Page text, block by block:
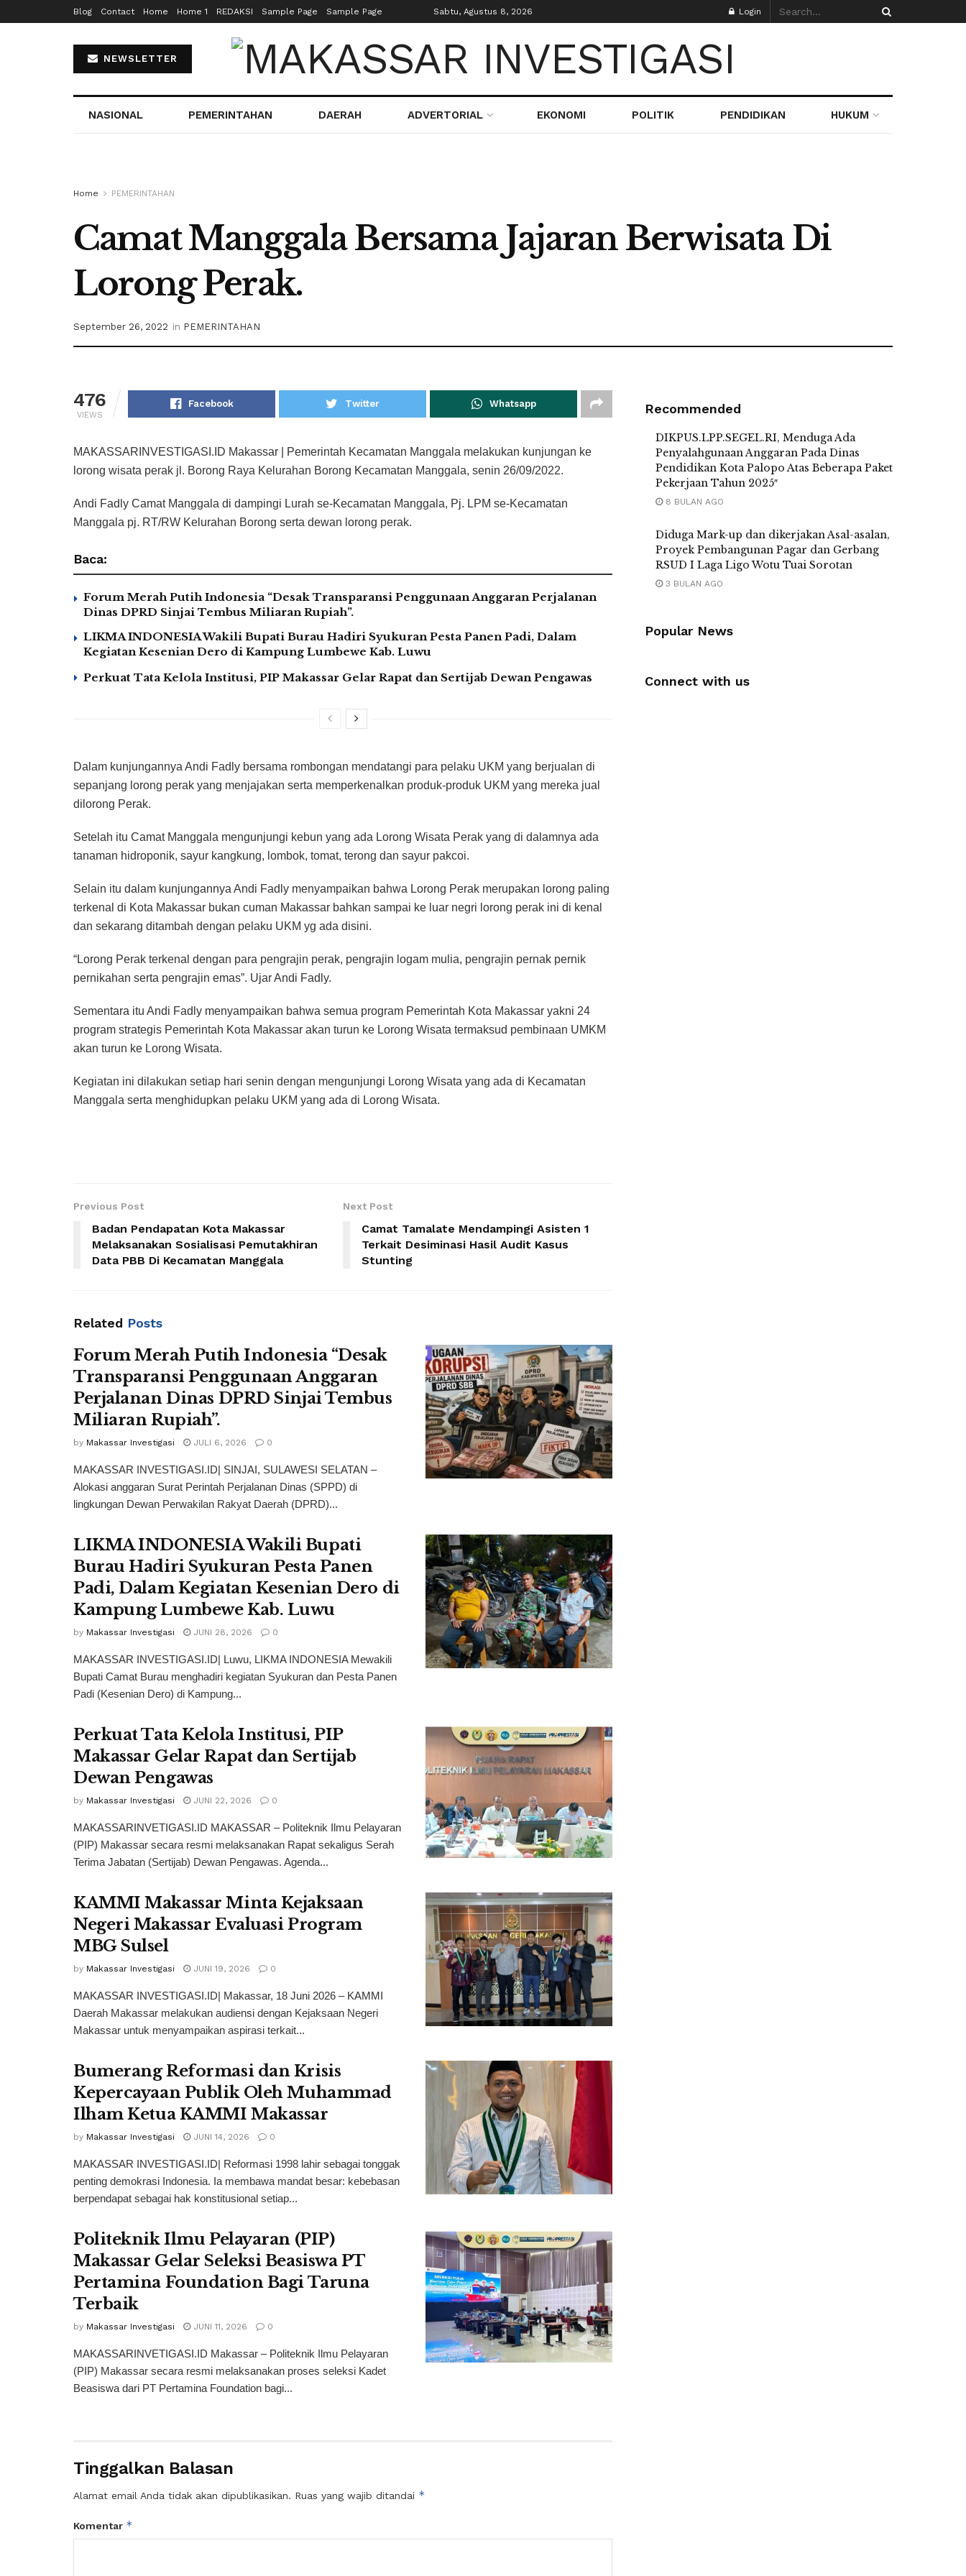
Blog Contact Home Home 1 REDAKSI Sample Page Sample Page Sabtu, Agustus 8, 2026 Login
NEWSLETTER
NASIONAL PEMERINTAHAN DAERAH ADVERTORIAL EKONOMI POLITIK PENDIDIKAN HUKUM
Home PEMERINTAHAN
Camat Manggala Bersama Jajaran Berwisata Di
Lorong Perak.
September 26, 2022 in PEMERINTAHAN
476
VIEWS
Facebook Twitter Whatsapp
MAKASSARINVESTIGASI.ID Makassar | Pemerintah Kecamatan Manggala melakukan kunjungan ke
lorong wisata perak jl. Borong Raya Kelurahan Borong Kecamatan Manggala, senin 26/09/2022.
Andi Fadly Camat Manggala di dampingi Lurah se-Kecamatan Manggala, Pj. LPM se-Kecamatan
Manggala pj. RT/RW Kelurahan Borong serta dewan lorong perak.
Baca:
Forum Merah Putih Indonesia “Desak Transparansi Penggunaan Anggaran Perjalanan
Dinas DPRD Sinjai Tembus Miliaran Rupiah”.
LIKMA INDONESIA Wakili Bupati Burau Hadiri Syukuran Pesta Panen Padi, Dalam
Kegiatan Kesenian Dero di Kampung Lumbewe Kab. Luwu
Perkuat Tata Kelola Institusi, PIP Makassar Gelar Rapat dan Sertijab Dewan Pengawas
Dalam kunjungannya Andi Fadly bersama rombongan mendatangi para pelaku UKM yang berjualan di
sepanjang lorong perak yang menjajakan serta memperkenalkan produk-produk UKM yang mereka jual
dilorong Perak.
Setelah itu Camat Manggala mengunjungi kebun yang ada Lorong Wisata Perak yang di dalamnya ada
tanaman hidroponik, sayur kangkung, lombok, tomat, terong dan sayur pakcoi.
Selain itu dalam kunjungannya Andi Fadly menyampaikan bahwa Lorong Perak merupakan lorong paling
terkenal di Kota Makassar bukan cuman Makassar bahkan sampai ke luar negri lorong perak ini di kenal
dan sekarang ditambah dengan pelaku UKM yg ada disini.
“Lorong Perak terkenal dengan para pengrajin perak, pengrajin logam mulia, pengrajin pernak pernik
pernikahan serta pengrajin emas”. Ujar Andi Fadly.
Sementara itu Andi Fadly menyampaikan bahwa semua program Pemerintah Kota Makassar yakni 24
program strategis Pemerintah Kota Makassar akan turun ke Lorong Wisata termaksud pembinaan UMKM
akan turun ke Lorong Wisata.
Kegiatan ini dilakukan setiap hari senin dengan mengunjungi Lorong Wisata yang ada di Kecamatan
Manggala serta menghidupkan pelaku UKM yang ada di Lorong Wisata.
Previous Post
Badan Pendapatan Kota Makassar
Melaksanakan Sosialisasi Pemutakhiran
Data PBB Di Kecamatan Manggala
Next Post
Camat Tamalate Mendampingi Asisten 1
Terkait Desiminasi Hasil Audit Kasus
Stunting
Related Posts
Forum Merah Putih Indonesia “Desak
Transparansi Penggunaan Anggaran
Perjalanan Dinas DPRD Sinjai Tembus
Miliaran Rupiah”.
by Makassar Investigasi JULI 6, 2026 0
MAKASSAR INVESTIGASI.ID| SINJAI, SULAWESI SELATAN –
Alokasi anggaran Surat Perintah Perjalanan Dinas (SPPD) di
lingkungan Dewan Perwakilan Rakyat Daerah (DPRD)...
LIKMA INDONESIA Wakili Bupati
Burau Hadiri Syukuran Pesta Panen
Padi, Dalam Kegiatan Kesenian Dero di
Kampung Lumbewe Kab. Luwu
by Makassar Investigasi JUNI 28, 2026 0
MAKASSAR INVESTIGASI.ID| Luwu, LIKMA INDONESIA Mewakili
Bupati Camat Burau menghadiri kegiatan Syukuran dan Pesta Panen
Padi (Kesenian Dero) di Kampung...
Perkuat Tata Kelola Institusi, PIP
Makassar Gelar Rapat dan Sertijab
Dewan Pengawas
by Makassar Investigasi JUNI 22, 2026 0
MAKASSARINVETIGASI.ID MAKASSAR – Politeknik Ilmu Pelayaran
(PIP) Makassar secara resmi melaksanakan Rapat sekaligus Serah
Terima Jabatan (Sertijab) Dewan Pengawas. Agenda...
KAMMI Makassar Minta Kejaksaan
Negeri Makassar Evaluasi Program
MBG Sulsel
by Makassar Investigasi JUNI 19, 2026 0
MAKASSAR INVESTIGASI.ID| Makassar, 18 Juni 2026 – KAMMI
Daerah Makassar melakukan audiensi dengan Kejaksaan Negeri
Makassar untuk menyampaikan aspirasi terkait...
Bumerang Reformasi dan Krisis
Kepercayaan Publik Oleh Muhammad
Ilham Ketua KAMMI Makassar
by Makassar Investigasi JUNI 14, 2026 0
MAKASSAR INVESTIGASI.ID| Reformasi 1998 lahir sebagai tonggak
penting demokrasi Indonesia. Ia membawa mandat besar: kebebasan
berpendapat sebagai hak konstitusional setiap...
Politeknik Ilmu Pelayaran (PIP)
Makassar Gelar Seleksi Beasiswa PT
Pertamina Foundation Bagi Taruna
Terbaik
by Makassar Investigasi JUNI 11, 2026 0
MAKASSARINVETIGASI.ID Makassar – Politeknik Ilmu Pelayaran
(PIP) Makassar secara resmi melaksanakan proses seleksi Kadet
Beasiswa dari PT Pertamina Foundation bagi...
Tinggalkan Balasan
Alamat email Anda tidak akan dipublikasikan. Ruas yang wajib ditandai *
Komentar *
Recommended
DIKPUS.LPP.SEGEL.RI, Menduga Ada
Penyalahgunaan Anggaran Pada Dinas
Pendidikan Kota Palopo Atas Beberapa Paket
Pekerjaan Tahun 2025″
8 BULAN AGO
Diduga Mark-up dan dikerjakan Asal-asalan,
Proyek Pembangunan Pagar dan Gerbang
RSUD I Laga Ligo Wotu Tuai Sorotan
3 BULAN AGO
Popular News
Connect with us